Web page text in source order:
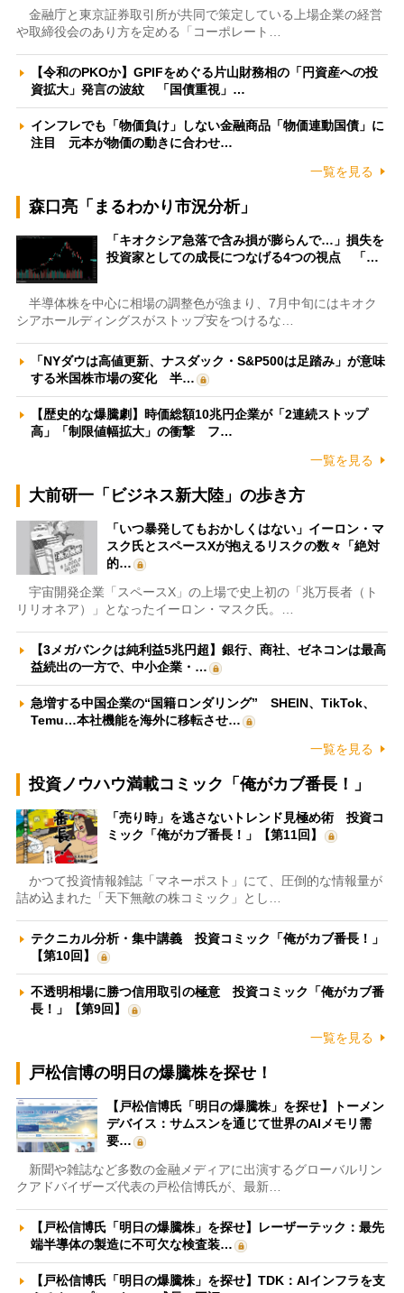
金融庁と東京証券取引所が共同で策定している上場企業の経営
や取締役会のあり方を定める「コーポレート…
【令和のPKOか】GPIFをめぐる片山財務相の「円資産への投
資拡大」発言の波紋 「国債重視」…
インフレでも「物価負け」しない金融商品「物価連動国債」に
注目 元本が物価の動きに合わせ…
一覧を見る
森口亮「まるわかり市況分析」
「キオクシア急落で含み損が膨らんで…」損失を
投資家としての成長につなげる4つの視点 「…
半導体株を中心に相場の調整色が強まり、7月中旬にはキオク
シアホールディングスがストップ安をつけるな…
「NYダウは高値更新、ナスダック・S&P500は足踏み」が意味
する米国株市場の変化 半…
【歴史的な爆騰劇】時価総額10兆円企業が「2連続ストップ
高」「制限値幅拡大」の衝撃 フ…
一覧を見る
大前研一「ビジネス新大陸」の歩き方
「いつ暴発してもおかしくはない」イーロン・マ
スク氏とスペースXが抱えるリスクの数々「絶対
的…
宇宙開発企業「スペースX」の上場で史上初の「兆万長者（ト
リリオネア）」となったイーロン・マスク氏。…
【3メガバンクは純利益5兆円超】銀行、商社、ゼネコンは最高
益続出の一方で、中小企業・…
急増する中国企業の“国籍ロンダリング” SHEIN、TikTok、
Temu…本社機能を海外に移転させ…
一覧を見る
投資ノウハウ満載コミック「俺がカブ番長！」
「売り時」を逃さないトレンド見極め術 投資コ
ミック「俺がカブ番長！」【第11回】
かつて投資情報雑誌「マネーポスト」にて、圧倒的な情報量が
詰め込まれた「天下無敵の株コミック」とし…
テクニカル分析・集中講義 投資コミック「俺がカブ番長！」
【第10回】
不透明相場に勝つ信用取引の極意 投資コミック「俺がカブ番
長！」【第9回】
一覧を見る
戸松信博の明日の爆騰株を探せ！
【戸松信博氏「明日の爆騰株」を探せ】トーメン
デバイス：サムスンを通じて世界のAIメモリ需
要…
新聞や雑誌など多数の金融メディアに出演するグローバルリン
クアドバイザーズ代表の戸松信博氏が、最新…
【戸松信博氏「明日の爆騰株」を探せ】レーザーテック：最先
端半導体の製造に不可欠な検査装…
【戸松信博氏「明日の爆騰株」を探せ】TDK：AIインフラを支